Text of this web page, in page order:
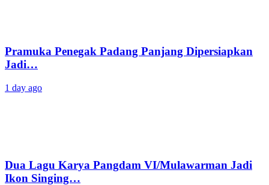
Pramuka Penegak Padang Panjang Dipersiapkan
Jadi…
1 day ago
Dua Lagu Karya Pangdam VI/Mulawarman Jadi
Ikon Singing…